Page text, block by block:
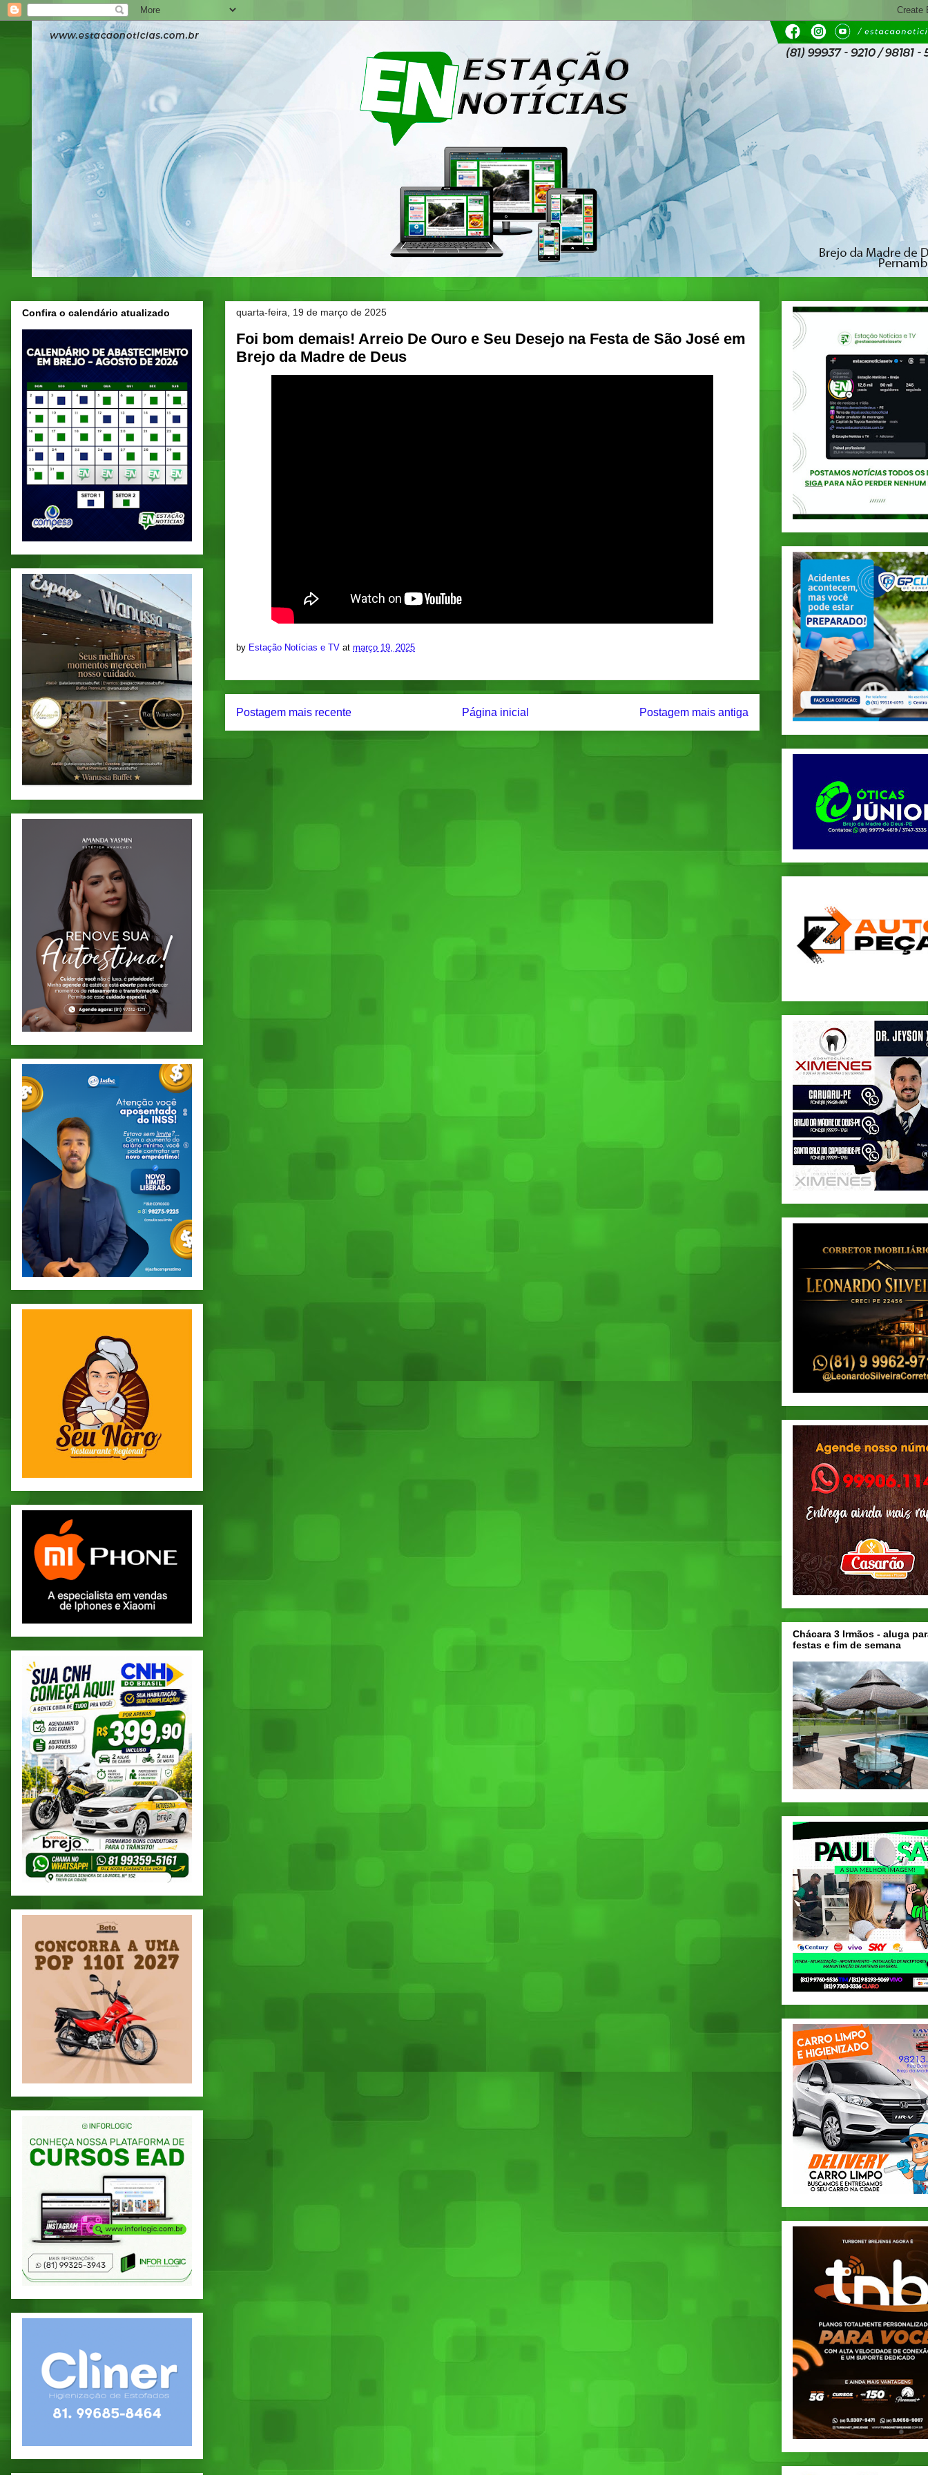
quarta-feira, 19 de março de 2025
Foi bom demais! Arreio De Ouro e Seu Desejo na Festa de São José em
Brejo da Madre de Deus
by Estação Notícias e TV at março 19, 2025
Postagem mais recente Postagem mais antiga
Página inicial
Confira o calendário atualizado
Chácara 3 Irmãos - aluga
festas e fim de semana